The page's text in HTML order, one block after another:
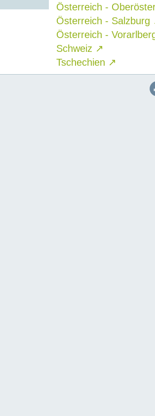
Österreich -
Österreich - Salzburg
Österreich -
Schweiz ↗
Tschechien ↗